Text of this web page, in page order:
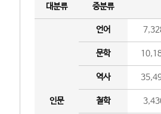
대분류
중분류
인문
언어
문학
역사
철학